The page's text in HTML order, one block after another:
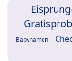
Babynamen